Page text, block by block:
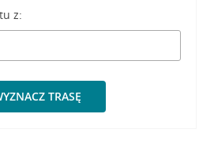
z:
TRASĘ